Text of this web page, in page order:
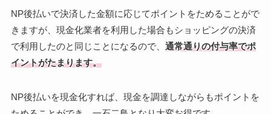
NP後払いで決済した金額に応じてポイントをためることがで
きますが、現金化業者を利用した場合もショッピングの決済
で利用したのと同じことになるので、 通常通りの付与率でポ
イントがたまります。
NP後払いを現金化すれば、現金を調達しながらもポイントを